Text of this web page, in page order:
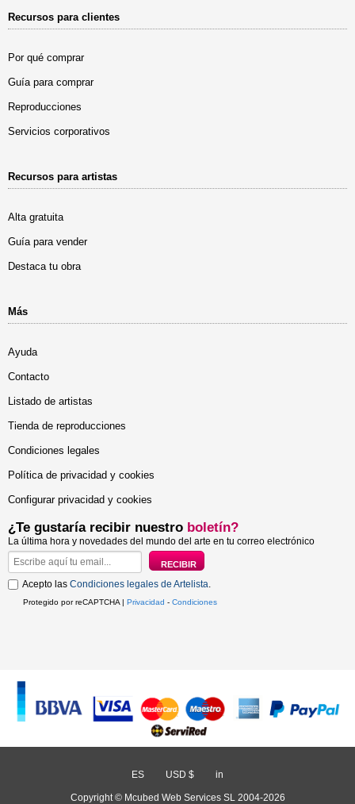
Recursos para clientes
Por qué comprar
Guía para comprar
Reproducciones
Servicios corporativos
Recursos para artistas
Alta gratuita
Guía para vender
Destaca tu obra
Más
Ayuda
Contacto
Listado de artistas
Tienda de reproducciones
Condiciones legales
Política de privacidad y cookies
Configurar privacidad y cookies
¿Te gustaría recibir nuestro boletín?
La última hora y novedades del mundo del arte en tu correo electrónico
Acepto las Condiciones legales de Artelista.
Protegido por reCAPTCHA | Privacidad - Condiciones
ES USD $ in
Copyright © Mcubed Web Services SL 2004-2026